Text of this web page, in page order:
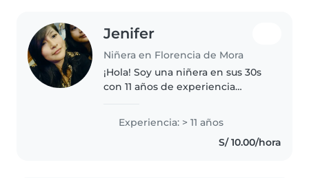
Jenifer
Niñera en Florencia de Mora
¡Hola! Soy una niñera en sus 30s
con 11 años de experiencia
edades. Me encanta leerles,
hacer manualidades, tocar
música y jugar con ellos. Soy
Experiencia: > 11 años
S/ 10.00/hora